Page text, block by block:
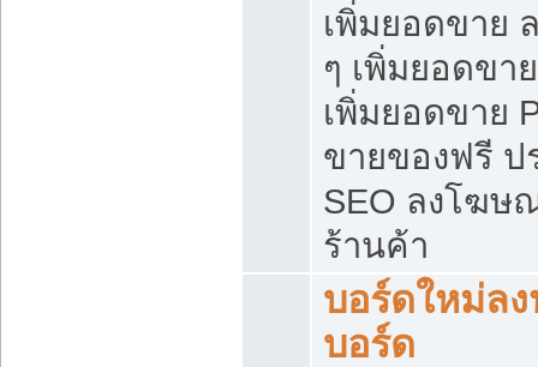
เพิ่มยอดขาย
ๆ เพิ่มยอดขา
เพิ่มยอดขาย
ขายของฟรี ป
SEO ลงโฆษ
ร้านค้า
บอร์ดใหม่ลง
บอร์ด